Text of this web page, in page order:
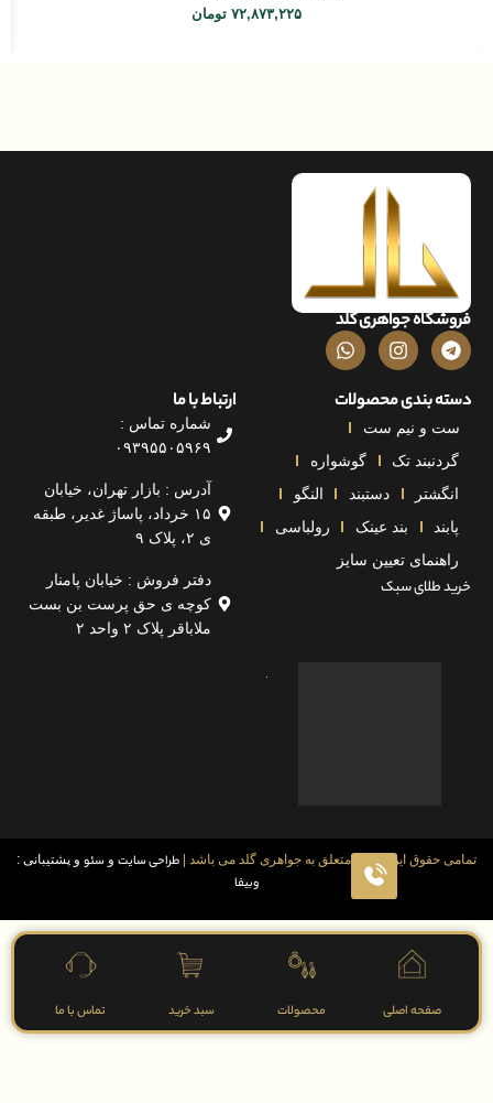
۷۲,۸۷۳,۲۲۵ تومان
جواهری گلد
محصولات
نیم ست
تک
گوشواره
دستبند
النگو
بند عینک
رولباسی
تعیین سایز
سبک
ارتباط با ما
شماره تماس :
۰۹۳۹۵۵۰۵۹۶۹
آدرس : بازار تهران، خیابان
۱۵ خرداد، پاساژ غدیر، طبقه
ی ۲، پلاک ۹
دفتر فروش : خیابان پامنار
کوچه ی حق پرست بن بست
ملاباقر پلاک ۲ واحد ۲
این سایت متعلق به جواهری گلد می باشد | طراحی سایتوسئوو پشتیبانی :
اصلی محصولات